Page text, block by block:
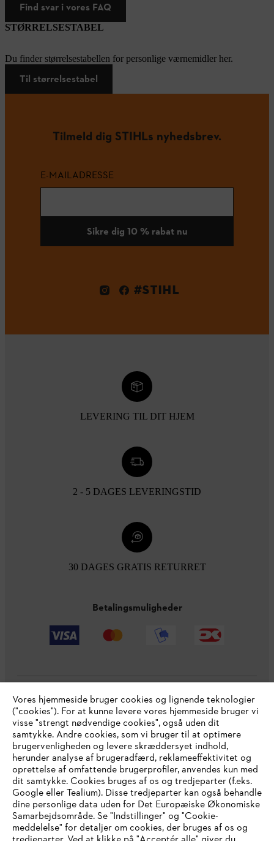
Find svar i vores FAQ
STØRRELSESTABEL
Du finder størrelsestabellen for personlige værnemidler her.
Til størrelsestabel
Tilmeld dig STIHLs nyhedsbrev.
E-MAILADRESSE
Sikre dig 10 % rabat nu
#STIHL
LEVERING TIL DIT HJEM
2 - 5 DAGES LEVERINGSTID
30 DAGES GRATIS RETURRET
Betalingsmuligheder
Virksomheden
STIHL FAQ
Service
Vores hjemmeside bruger cookies og lignende teknologier
("cookies"). For at kunne levere vores hjemmeside bruger vi
visse "strengt nødvendige cookies", også uden dit
samtykke. Andre cookies, som vi bruger til at optimere
brugervenligheden og levere skræddersyet indhold,
herunder analyse af brugeradfærd, reklameeffektivitet og
oprettelse af omfattende brugerprofiler, anvendes kun med
dit samtykke. Cookies bruges af os og tredjeparter (f.eks.
Google eller Tealium). Disse tredjeparter kan også behandle
dine personlige data uden for Det Europæiske Økonomiske
Samarbejdsområde. Se "Indstillinger" og "Cookie-
meddelelse" for detaljer om cookies, der bruges af os og